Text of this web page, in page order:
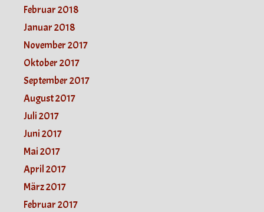
Februar 2018
Januar 2018
November 2017
Oktober 2017
September 2017
August 2017
Juli 2017
Juni 2017
Mai 2017
April 2017
März 2017
Februar 2017